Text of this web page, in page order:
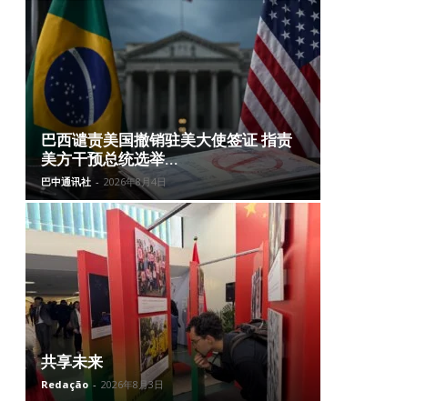
巴西谴责美国撤销驻美大使签证 指责
美方干预总统选举...
巴中通讯社 - 2026年8月4日
共享未来
Redação - 2026年8月3日